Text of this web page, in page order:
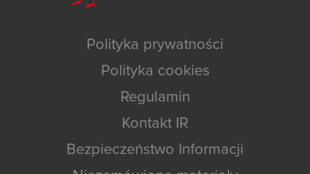
Polityka prywatności
Polityka cookies
Regulamin
Kontakt IR
Bezpieczeństwo Informacji